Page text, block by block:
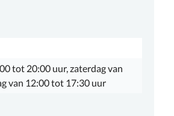
tot 20:00 uur, zaterdag van
van 12:00 tot 17:30 uur